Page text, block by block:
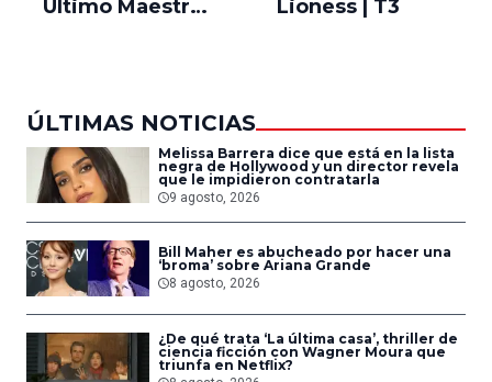
Último Maestro
Lioness | T3
ÚLTIMAS NOTICIAS
Melissa Barrera dice que está en la lista
negra de Hollywood y un director revela
que le impidieron contratarla
9 agosto, 2026
Bill Maher es abucheado por hacer una
‘broma’ sobre Ariana Grande
8 agosto, 2026
¿De qué trata ‘La última casa’, thriller de
ciencia ficción con Wagner Moura que
triunfa en Netflix?